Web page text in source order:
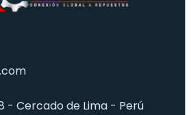
- Cercado de Lima - Perú